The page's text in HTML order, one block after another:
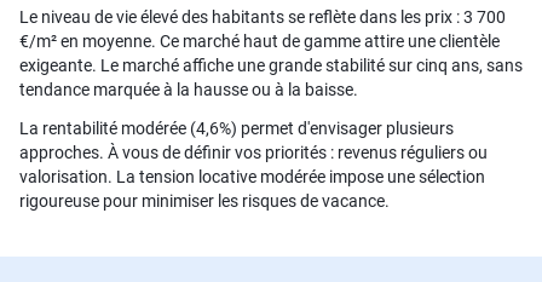
Le niveau de vie élevé des habitants se reflète dans les prix : 3 700
€/m² en moyenne. Ce marché haut de gamme attire une clientèle
exigeante. Le marché affiche une grande stabilité sur cinq ans, sans
tendance marquée à la hausse ou à la baisse.
La rentabilité modérée (4,6%) permet d'envisager plusieurs
approches. À vous de définir vos priorités : revenus réguliers ou
valorisation. La tension locative modérée impose une sélection
rigoureuse pour minimiser les risques de vacance.